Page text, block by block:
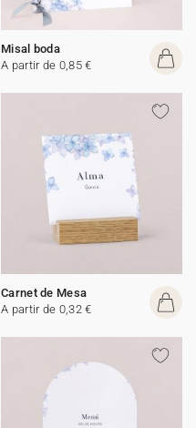
Misal boda
A partir de 0,85 €
Carnet de Mesa
A partir de 0,32 €